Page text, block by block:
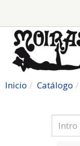
Inicio Catálogo